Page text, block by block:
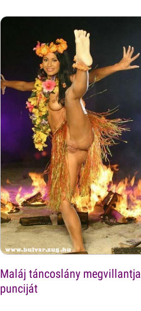
Maláj táncoslány megvillantja
punciját